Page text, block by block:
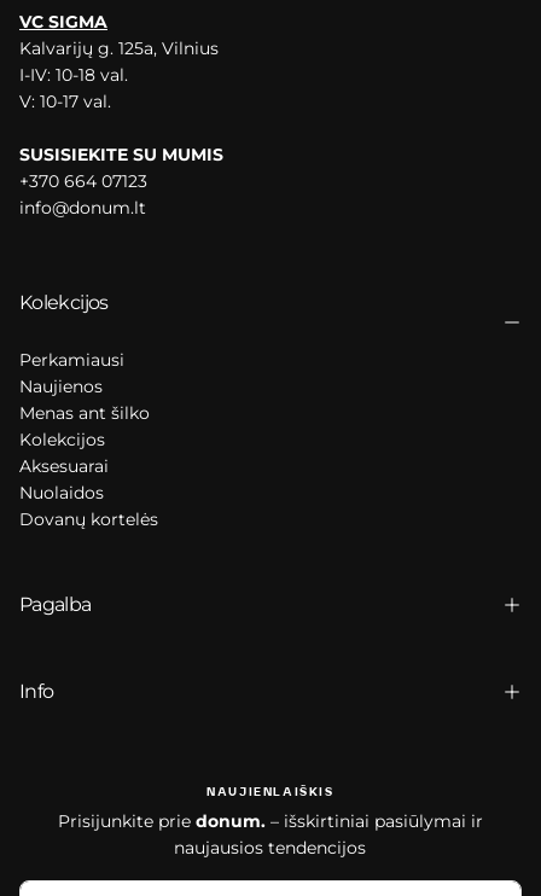
VC SIGMA
Kalvarijų g. 125a, Vilnius
I-IV: 10-18 val.
V: 10-17 val.
SUSISIEKITE SU MUMIS
+370 664 07123
info@donum.lt
Kolekcijos
Perkamiausi
Naujienos
Menas ant šilko
Kolekcijos
Aksesuarai
Nuolaidos
Dovanų kortelės
Pagalba
Info
NAUJIENLAIŠKIS
Prisijunkite prie donum. – išskirtiniai pasiūlymai ir
naujausios tendencijos
EL.